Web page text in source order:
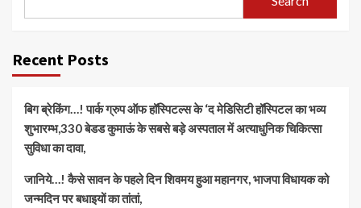
Recent Posts
बिग ब्रेकिंग…! पार्क ग्रुप ऑफ हॉस्पिटल्स के ‘द मेडिसिटी हॉस्पिटल का भव्य
शुभारम्भ,330 बेडड कुमाऊं के सबसे बड़े अस्पताल में अत्याधुनिक चिकित्सा
सुविधा का दावा,
जानिये…! कैसे सावन के पहले दिन शिवमय हुआ महानगर, भाजपा विधायक को
जन्मदिन पर बधाइयों का तांतां,